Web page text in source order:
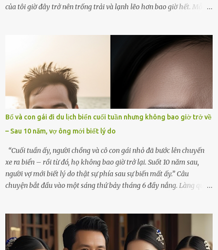
của tôi giờ đây trở nên trống trải và lạnh lẽo hơn bao giờ hết. Mỗi
rơi vào khoảng trống vô tận, chẳng còn muốn làm gì ngoài việc
ngồi lặng lẽ nhớ về cô ấy. Nhưng cuộc sống không cho phép tôi mãi
chìm đắm trong đau khổ. Họ hàng, bạn bè và những người thân
thiết đã đến bên, giúp tôi tổ chức tang lễ chu toàn. Và hôm nay là
ngày giỗ đầu tiên của vợ, 49 ngày sau khi cô ấy rời xa tôi mãi
mãi.Buổi sáng hôm đó, sau khi cúng cơm xong, tôi quyết định lên
sắp xếp lại bàn thờ vợ. Mọi thứ vẫn như mọi ngày, nhưng có điều gì
đó kỳ lạ mà tôi không thể giải thích được. Trong khoảnh khắc tôi
cúi xuống lau chùi bát hương, một luồng gió lạ thoáng qua, khiến
tôi giật mình. Và rồi, một chuyện kinh...
Bố và con gái đi du lịch biển cuối tuần nhưng không bao giờ trở về
– Sau 10 năm, vợ ông mới biết lý do
“Cuối tuần ấy, người chồng và cô con gái nhỏ đã bước lên chuyến
xe ra biển – rồi từ đó, họ không bao giờ trở lại. Suốt 10 năm sau,
người vợ mới biết lý do thật sự phía sau sự biến mất ấy.” Câu
chuyện bắt đầu vào một sáng thứ bảy tháng 6 đầy nắng. Làng quê
không kém. Ông Minh, vốn là một người đàn ông điềm đạm, ít nói,
hôm ấy lại đặc biệt vui vẻ. Ông chuẩn bị hành lý cho chuyến đi biển
cùng cô con gái 8 tuổi tên Thảo. “Em ở nhà nghỉ ngơi nhé, anh đưa